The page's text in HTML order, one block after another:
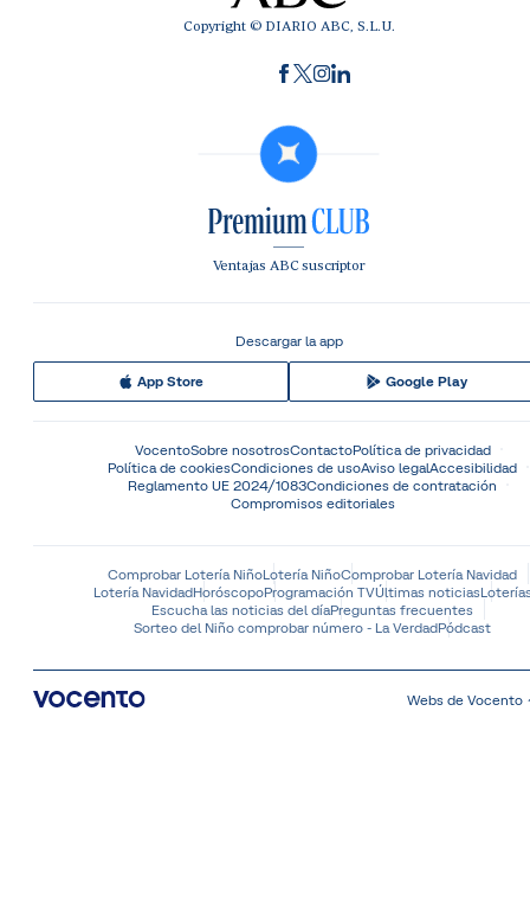
Copyright © DIARIO ABC, S.L.U.
Ventajas ABC suscriptor
Descargar la app
App Store Google Play
VocentoSobre nosotrosContactoPolítica de privacidad
Política de cookiesCondiciones de usoAviso legalAccesibilidad
Reglamento UE 2024/1083Condiciones de contratación
Compromisos editoriales
Comprobar Lotería NiñoLotería NiñoComprobar Lotería Navidad
Lotería NavidadHoróscopoProgramación TVÚltimas noticias
Escucha las noticias del díaPreguntas frecuentes
Sorteo del Niño comprobar número - La VerdadPódcast
Webs de Vocento